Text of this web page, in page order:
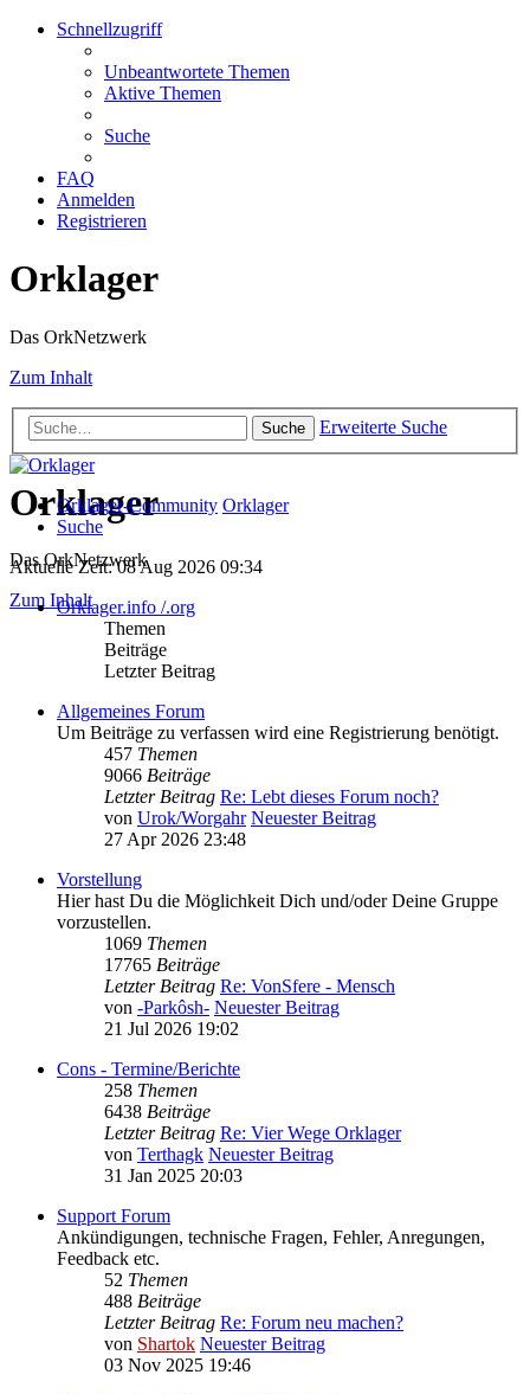
Schnellzugriff
Unbeantwortete Themen
Aktive Themen
Suche
FAQ
Anmelden
Registrieren
Orklager
Das OrkNetzwerk
Zum Inhalt
Suche Erweiterte Suche
Orklager
Das OrkNetzwerk
Zum Inhalt
Orklager-Community Orklager
Suche
Aktuelle Zeit: 08 Aug 2026 09:34
Orklager.info /.org
Themen
Beiträge
Letzter Beitrag
Allgemeines Forum
Um Beiträge zu verfassen wird eine Registrierung benötigt.
457 Themen
9066 Beiträge
Letzter Beitrag Re: Lebt dieses Forum noch?
von Urok/Worgahr Neuester Beitrag
27 Apr 2026 23:48
Vorstellung
Hier hast Du die Möglichkeit Dich und/oder Deine Gruppe
vorzustellen.
1069 Themen
17765 Beiträge
Letzter Beitrag Re: VonSfere - Mensch
von -Parkôsh- Neuester Beitrag
21 Jul 2026 19:02
Cons - Termine/Berichte
258 Themen
6438 Beiträge
Letzter Beitrag Re: Vier Wege Orklager
von Terthagk Neuester Beitrag
31 Jan 2025 20:03
Support Forum
Ankündigungen, technische Fragen, Fehler, Anregungen,
Feedback etc.
52 Themen
488 Beiträge
Letzter Beitrag Re: Forum neu machen?
von Shartok Neuester Beitrag
03 Nov 2025 19:46